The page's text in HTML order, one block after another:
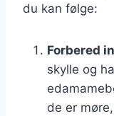
du kan følge:
Forbered
skylle og
de er